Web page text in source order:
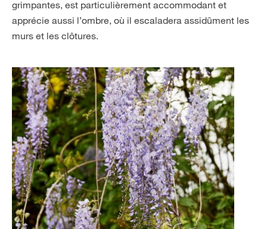
grimpantes, est particulièrement accommodant et
apprécie aussi l’ombre, où il escaladera assidûment les
murs et les clôtures.